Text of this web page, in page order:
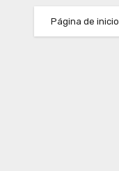
Página de inicio